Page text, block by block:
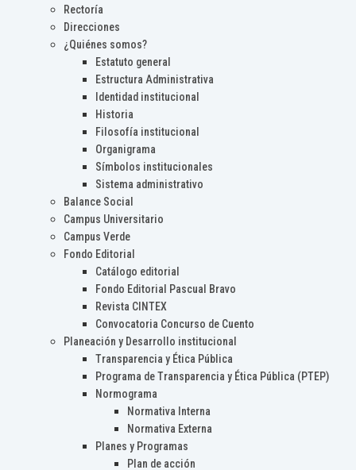
Rectoría
Direcciones
¿Quiénes somos?
Estatuto general
Estructura Administrativa
Identidad institucional
Historia
Filosofía institucional
Organigrama
Símbolos institucionales
Sistema administrativo
Balance Social
Campus Universitario
Campus Verde
Fondo Editorial
Catálogo editorial
Fondo Editorial Pascual Bravo
Revista CINTEX
Convocatoria Concurso de Cuento
Planeación y Desarrollo institucional
Transparencia y Ética Pública
Programa de Transparencia y Ética Pública (PTEP)
Normograma
Normativa Interna
Normativa Externa
Planes y Programas
Plan de acción